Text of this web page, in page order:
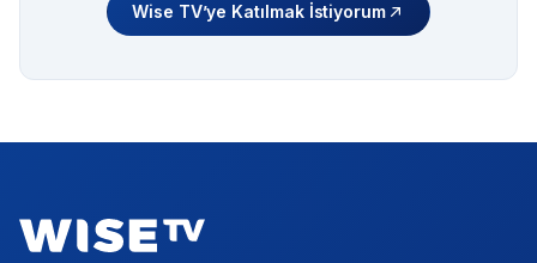
Wise TV’ye Katılmak İstiyorum